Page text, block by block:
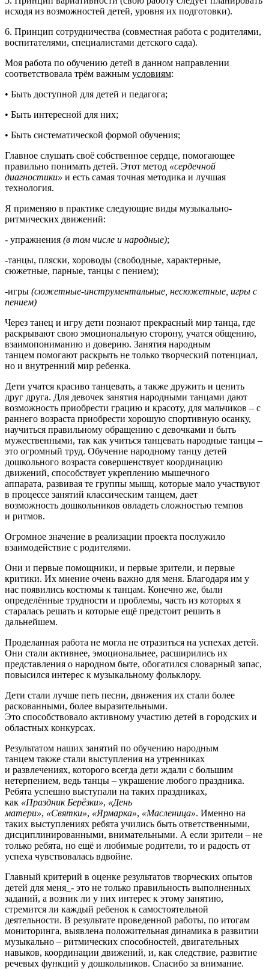
исходя из возможностей детей, уровня их подготовки).
6. Принцип сотрудничества (совместная работа с родителями,
воспитателями, специалистами детского сада).
Моя работа по обучению детей в данном направлении
соответствовала трём важным условиям:
• Быть доступной для детей и педагога;
• Быть интересной для них;
• Быть систематической формой обучения;
Главное слушать своё собственное сердце, помогающее
правильно понимать детей. Этот метод «сердечной
диагностики» и есть самая точная методика и лучшая
технология.
Я применяю в практике следующие виды музыкально-
ритмических движений:
- упражнения (в том числе и народные);
-танцы, пляски, хороводы (свободные, характерные,
сюжетные, парные, танцы с пением);
-игры (сюжетные-инструментальные, несюжетные, игры с
пением)
Через танец и игру дети познают прекрасный мир танца, где
раскрывают свою эмоциональную сторону, учатся общению,
взаимопониманию и доверию. Занятия народным
танцем помогают раскрыть не только творческий потенциал,
но и внутренний мир ребенка.
Дети учатся красиво танцевать, а также дружить и ценить
друг друга. Для девочек занятия народными танцами дают
возможность приобрести грацию и красоту, для мальчиков – с
раннего возраста приобрести хорошую спортивную осанку,
научиться правильному обращению с девочками и быть
мужественными, так как учиться танцевать народные танцы –
это огромный труд. Обучение народному танцу детей
дошкольного возраста совершенствует координацию
движений, способствует укреплению мышечного
аппарата, развивая те группы мышц, которые мало участвуют
в процессе занятий классическим танцем, дает
возможность дошкольников овладеть сложностью темпов
и ритмов.
Огромное значение в реализации проекта послужило
взаимодействие с родителями.
Они и первые помощники, и первые зрители, и первые
критики. Их мнение очень важно для меня. Благодаря им у
нас появились костюмы к танцам. Конечно же, были
определённые трудности и проблемы, часть из которых я
старалась решать и которые ещё предстоит решить в
дальнейшем.
Проделанная работа не могла не отразиться на успехах детей.
Они стали активнее, эмоциональнее, расширились их
представления о народном быте, обогатился словарный запас,
повысился интерес к музыкальному фольклору.
Дети стали лучше петь песни, движения их стали более
раскованными, более выразительными.
Это способствовало активному участию детей в городских и
областных конкурсах.
Результатом наших занятий по обучению народным
танцем также стали выступления на утренниках
и развлечениях, которого всегда дети ждали с большим
нетерпением, ведь танцы – украшение любого праздника.
Ребята успешно выступали на таких праздниках,
как «Праздник Берёзки», «День
матери», «Святки», «Ярмарка», «Масленица». Именно на
таких выступлениях ребята учились быть ответственными,
дисциплинированными, внимательными. А если зрители – не
только ребята, но ещё и любимые родители, то и радость от
успеха чувствовалась вдвойне.
Главный критерий в оценке результатов творческих опытов
детей для меня_- это не только правильность выполненных
заданий, а возник ли у них интерес к этому занятию,
стремится ли каждый ребенок к самостоятельной
деятельности. В результате проведенной работы, по итогам
мониторинга, выявлена положительная динамика в развитии
музыкально – ритмических способностей, двигательных
навыков, координации движений, и, как следствие, развитие
речевых функций у дошкольников. Спасибо за внимание.